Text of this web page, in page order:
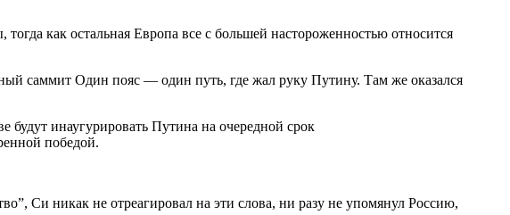
как остальная Европа все с большей настороженностью относится
саммит Один пояс — один путь, где жал руку Путину. Там же оказался
будут инаугурировать Путина на очередной срок
победой.
Си никак не отреагировал на эти слова, ни разу не упомянул Россию,